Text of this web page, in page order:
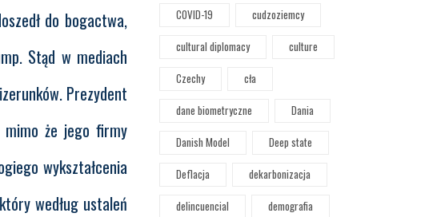
do bogactwa,
Stąd w mediach
Prezydent
mimo że jego firmy
wykształcenia
według ustaleń
COVID-19
cudzoziemcy
cultural diplomacy
culture
Czechy
cła
dane biometryczne
Dania
Danish Model
Deep state
Deflacja
dekarbonizacja
delincuencial
demografia